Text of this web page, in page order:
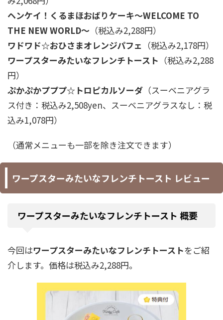
ヘンケイ！くるまほおばりケーキ～WELCOME TO
THE NEW WORLD～ （税込み2,288円）
ワドワド☆おひさまオレンジパフェ （税込み2,178円）
ワープスターみたいなフレンチトースト （税込み2,288
円）
ぷかぷかプププ☆トロピカルソーダ （スーベニアグラ
ス付き：税込み2,508yen、スーベニアグラスなし：税
込み1,078円）
（通常メニューも一部を除き注文できます）
ワープスターみたいなフレンチトースト レビュー
ワープスターみたいなフレンチトースト 概要
今回はワープスターみたいなフレンチトーストをご紹
介します。価格は税込み2,288円。